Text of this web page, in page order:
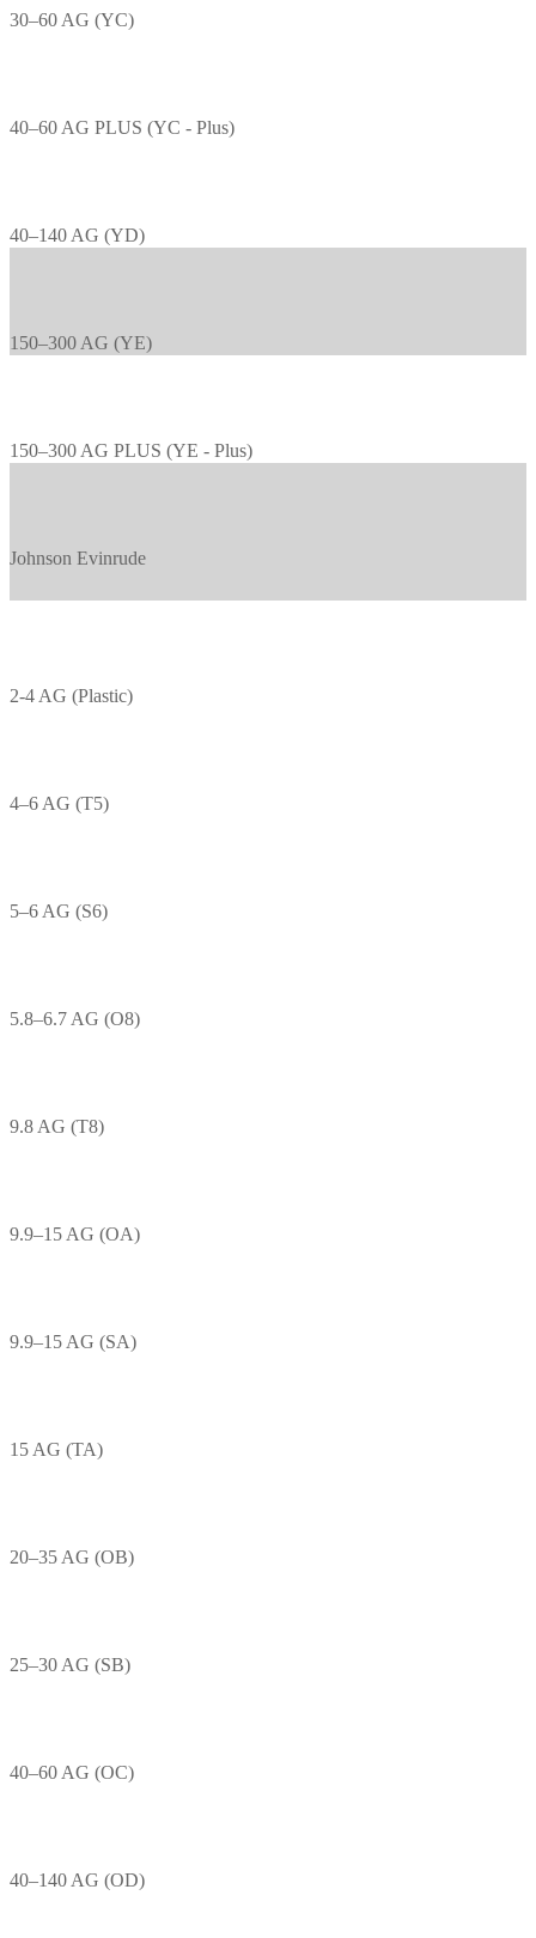
30–60 AG (YC)
40–60 AG PLUS (YC - Plus)
40–140 AG (YD)
150–300 AG (YE)
150–300 AG PLUS (YE - Plus)
Johnson Evinrude
2-4 AG (Plastic)
4–6 AG (T5)
5–6 AG (S6)
5.8–6.7 AG (O8)
9.8 AG (T8)
9.9–15 AG (OA)
9.9–15 AG (SA)
15 AG (TA)
20–35 AG (OB)
25–30 AG (SB)
40–60 AG (OC)
40–140 AG (OD)